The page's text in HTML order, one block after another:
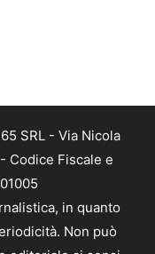
SRL - Via Nicola
Codice Fiscale e
in quanto
Non può